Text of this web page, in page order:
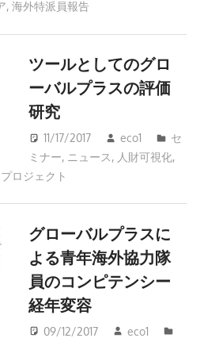
, 海外特派員報告
ツールとしてのグロ
ーバルプラスの評価
研究
11/17/2017 eco1
セ
ミナー, ニュース, 人財可視化,
ロジェクト
グローバルプラスに
よる青年海外協力隊
員のコンピテンシー
経年変容
09/12/2017
eco1